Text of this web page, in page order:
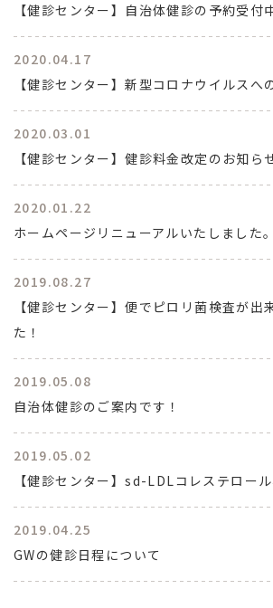
【健診センター】自治体健診の予約受付
2020.04.17
【健診センター】新型コロナウイルスへ
2020.03.01
【健診センター】健診料金改定のお知ら
2020.01.22
ホームページリニューアルいたしました。
2019.08.27
【健診センター】便でピロリ菌検査が出
た！
2019.05.08
自治体健診のご案内です！
2019.05.02
【健診センター】sd-LDLコレステロー
2019.04.25
GWの健診日程について